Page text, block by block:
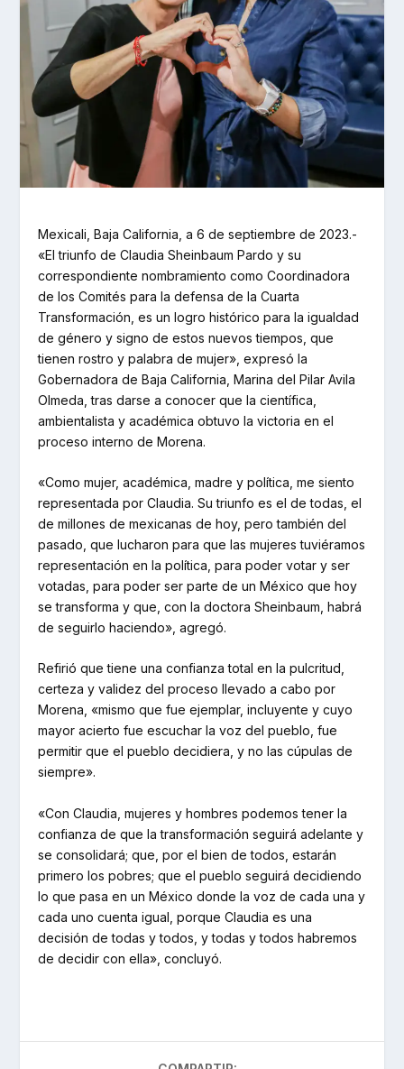
Mexicali, Baja California, a 6 de septiembre de 2023.-
«El triunfo de Claudia Sheinbaum Pardo y su
correspondiente nombramiento como Coordinadora
de los Comités para la defensa de la Cuarta
Transformación, es un logro histórico para la igualdad
de género y signo de estos nuevos tiempos, que
tienen rostro y palabra de mujer», expresó la
Gobernadora de Baja California, Marina del Pilar Avila
Olmeda, tras darse a conocer que la científica,
ambientalista y académica obtuvo la victoria en el
proceso interno de Morena.
«Como mujer, académica, madre y política, me siento
representada por Claudia. Su triunfo es el de todas, el
de millones de mexicanas de hoy, pero también del
pasado, que lucharon para que las mujeres tuviéramos
representación en la política, para poder votar y ser
votadas, para poder ser parte de un México que hoy
se transforma y que, con la doctora Sheinbaum, habrá
de seguirlo haciendo», agregó.
Refirió que tiene una confianza total en la pulcritud,
certeza y validez del proceso llevado a cabo por
Morena, «mismo que fue ejemplar, incluyente y cuyo
mayor acierto fue escuchar la voz del pueblo, fue
permitir que el pueblo decidiera, y no las cúpulas de
siempre».
«Con Claudia, mujeres y hombres podemos tener la
confianza de que la transformación seguirá adelante y
se consolidará; que, por el bien de todos, estarán
primero los pobres; que el pueblo seguirá decidiendo
lo que pasa en un México donde la voz de cada una y
cada uno cuenta igual, porque Claudia es una
decisión de todas y todos, y todas y todos habremos
de decidir con ella», concluyó.